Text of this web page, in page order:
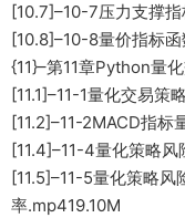
[10.7]–10-7压力支撑
[10.8]–10-8量价指标
{11}–第11章Python量
[11.1]–11-1量化交易
[11.2]–11-2MACD指
[11.4]–11-4量化策略
[11.5]–11-5量化策略
率.mp419.10M